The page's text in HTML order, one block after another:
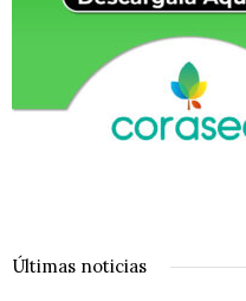
Últimas noticias